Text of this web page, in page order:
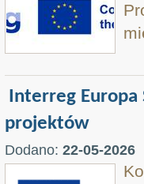
Interreg
projektów
Dodano: 22-05-2026